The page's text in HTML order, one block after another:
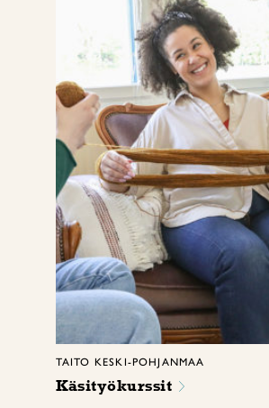
TAITO KESKI-POHJANMAA
Käsityökurssit